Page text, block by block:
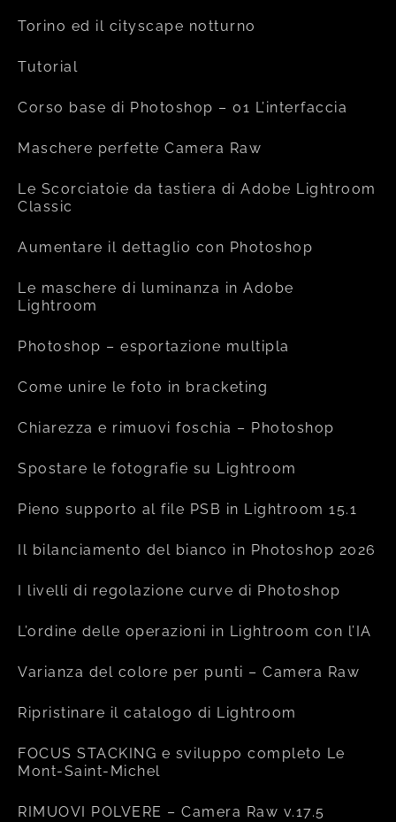
Torino ed il cityscape notturno
Tutorial
Corso base di Photoshop – 01 L’interfaccia
Maschere perfette Camera Raw
Le Scorciatoie da tastiera di Adobe Lightroom
Classic
Aumentare il dettaglio con Photoshop
Le maschere di luminanza in Adobe
Lightroom
Photoshop – esportazione multipla
Come unire le foto in bracketing
Chiarezza e rimuovi foschia – Photoshop
Spostare le fotografie su Lightroom
Pieno supporto al file PSB in Lightroom 15.1
Il bilanciamento del bianco in Photoshop 2026
I livelli di regolazione curve di Photoshop
L’ordine delle operazioni in Lightroom con l’IA
Varianza del colore per punti – Camera Raw
Ripristinare il catalogo di Lightroom
FOCUS STACKING e sviluppo completo Le
Mont-Saint-Michel
RIMUOVI POLVERE – Camera Raw v.17.5